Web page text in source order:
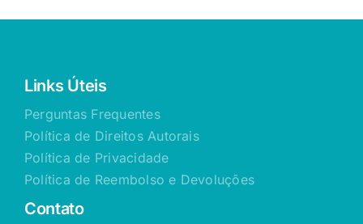
Links Úteis
Perguntas Frequentes
Política de Direitos Autorais
Política de Privacidade
Política de Reembolso e Devoluções
Contato